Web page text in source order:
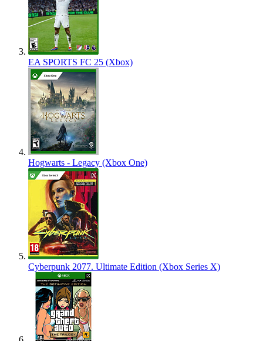
EA SPORTS FC 25 (Xbox)
Hogwarts - Legacy (Xbox One)
Cyberpunk 2077. Ultimate Edition (Xbox Series X)